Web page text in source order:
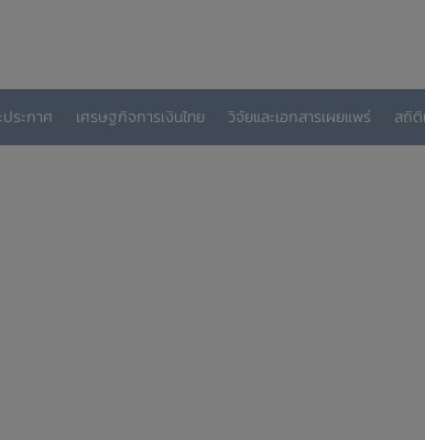
ระกาศ เศรษฐกิจการเงินไทย วิจัยและเอกสารเผยแพร่ สถิติ
BOT RAT พัฒนาเศรษฐกิจ
เศรษฐกิจภูมิภาค